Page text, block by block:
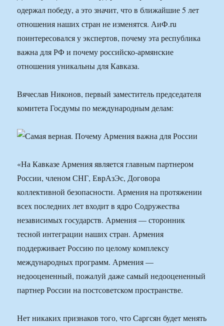
одержал победу, а это значит, что в ближайшие 5 лет
отношения наших стран не изменятся. АиФ.ru
поинтересовался у экспертов, почему эта республика
важна для РФ и почему российско-армянские
отношения уникальны для Кавказа.
Вячеслав Никонов, первый заместитель председателя
комитета Госдумы по международным делам:
«На Кавказе Армения является главным партнером
России, членом СНГ, ЕврАзЭс, Договора
коллективной безопасности. Армения на протяжении
всех последних лет входит в ядро Содружества
независимых государств. Армения — сторонник
тесной интеграции наших стран. Армения
поддерживает Россию по целому комплексу
международных программ. Армения —
недооцененный, пожалуй даже самый недооцененный
партнер России на постсоветском пространстве.
Нет никаких признаков того, что Саргсян будет менять